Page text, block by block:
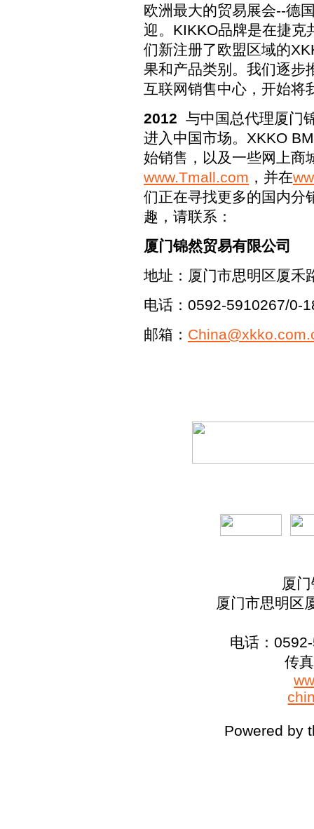
欧洲最大的贸易展会--德
迎。KIKKO品牌是在捷克
们新注册了欧盟区域的
果和产品类别。我们逐步
互联网销售中心，开始将
2012 与中国总代理厦门
进入中国市场。XKKO
始销售，以及一些网上商
www.Tmall.com ，并在
们正在寻找更多的国内分
趣，请联系：
厦门锦然贸易有限公司
地址：厦门市思明区厦禾
电话：0592-5910267/0-
邮箱：
厦
厦门市思明区
电话：
传
Powered by